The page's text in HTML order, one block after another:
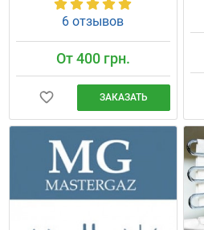
6 отзывов
От 400 грн.
ЗАКАЗАТЬ